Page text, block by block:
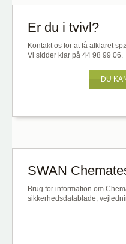
Er du i tvivl?
Kontakt os for at få afklaret
Vi sidder klar på 44 98 99 06.
DU
SWAN
Brug for information om
sikkerhedsdatablade,